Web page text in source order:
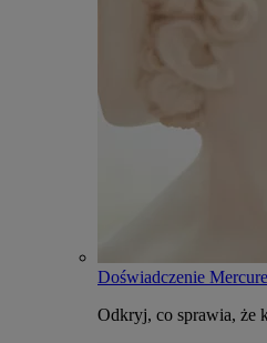
Doświadczenie Mercure
Odkryj, co sprawia, że